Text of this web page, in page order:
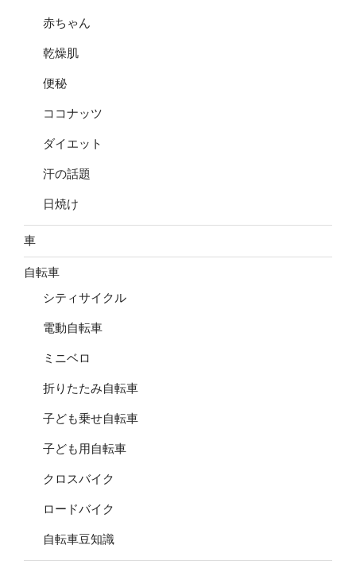
赤ちゃん
乾燥肌
便秘
ココナッツ
ダイエット
汗の話題
日焼け
車
自転車
シティサイクル
電動自転車
ミニベロ
折りたたみ自転車
子ども乗せ自転車
子ども用自転車
クロスバイク
ロードバイク
自転車豆知識